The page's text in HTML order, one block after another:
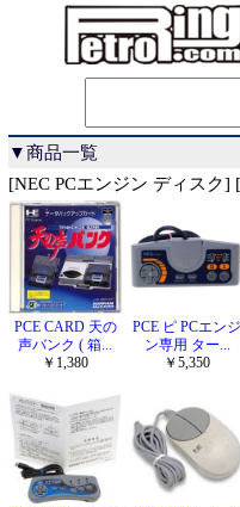
▼商品一覧
[NEC PCエンジン ディスク]
PCE CARD 天の
声バンク ( 箱...
￥1,380
PCE ピ PCエンジ
ン専用 ター...
￥5,350